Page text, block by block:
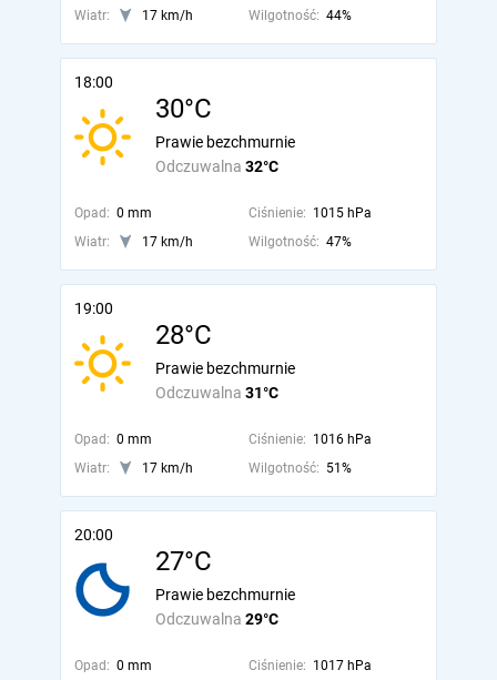
Wiatr:
17 km/h Wilgotność: 44%
18:00
30°C
Odczuwalna 32°C
Prawie bezchmurnie
Opad: 0 mm Ciśnienie: 1015 hPa
Wiatr:
17 km/h Wilgotność: 47%
19:00
28°C
Odczuwalna 31°C
Prawie bezchmurnie
Opad: 0 mm Ciśnienie: 1016 hPa
Wiatr:
17 km/h Wilgotność: 51%
20:00
27°C
Odczuwalna 29°C
Prawie bezchmurnie
Opad: 0 mm Ciśnienie: 1017 hPa